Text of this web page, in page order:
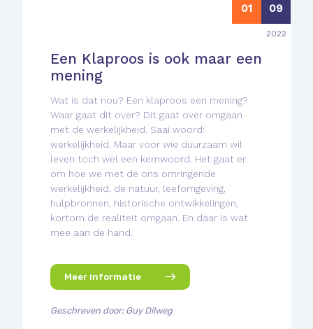
01 09
2022
Een Klaproos is ook maar een
mening
Wat is dat nou? Een klaproos een mening?
Waar gaat dit over? Dit gaat over omgaan
met de werkelijkheid. Saai woord:
werkelijkheid. Maar voor wie duurzaam wil
leven toch wel een kernwoord. Het gaat er
om hoe we met de ons omringende
werkelijkheid, de natuur, leefomgeving,
hulpbronnen, historische ontwikkelingen,
kortom de realiteit omgaan. En daar is wat
mee aan de hand.
Meer informatie
Geschreven door: Guy Dilweg